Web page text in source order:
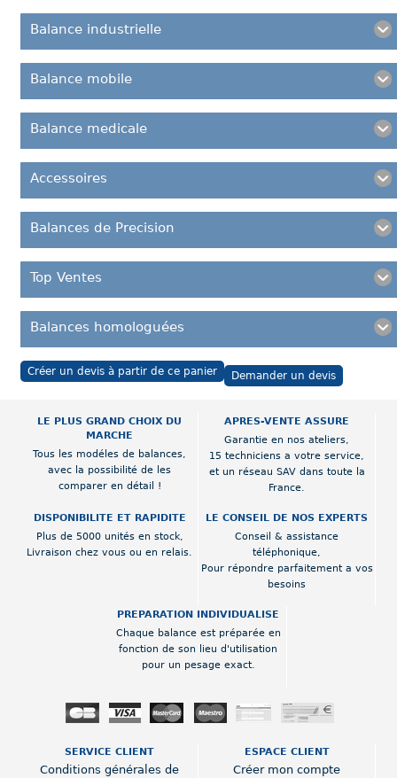
Balance industrielle
Balance mobile
Balance medicale
Accessoires
Balances de Precision
Top Ventes
Balances homologuées
Créer un devis à partir de ce panier Demander un devis
LE PLUS GRAND CHOIX DU
MARCHE
Tous les modéles de balances,
avec la possibilité de les
comparer en détail !
APRES-VENTE ASSURE
Garantie en nos ateliers,
15 techniciens a votre service,
et un réseau SAV dans toute la
France.
DISPONIBILITE ET RAPIDITE
Plus de 5000 unités en stock,
Livraison chez vous ou en relais.
LE CONSEIL DE NOS EXPERTS
Conseil & assistance
téléphonique,
Pour répondre parfaitement a vos
besoins
PREPARATION INDIVIDUALISE
Chaque balance est préparée en
fonction de son lieu d'utilisation
pour un pesage exact.
SERVICE CLIENT
Conditions générales de
ESPACE CLIENT
Créer mon compte